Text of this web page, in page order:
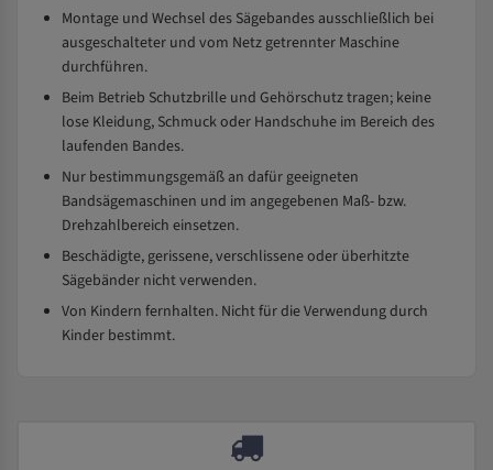
Montage und Wechsel des Sägebandes ausschließlich bei
ausgeschalteter und vom Netz getrennter Maschine
durchführen.
Beim Betrieb Schutzbrille und Gehörschutz tragen; keine
lose Kleidung, Schmuck oder Handschuhe im Bereich des
laufenden Bandes.
Nur bestimmungsgemäß an dafür geeigneten
Bandsägemaschinen und im angegebenen Maß- bzw.
Drehzahlbereich einsetzen.
Beschädigte, gerissene, verschlissene oder überhitzte
Sägebänder nicht verwenden.
Von Kindern fernhalten. Nicht für die Verwendung durch
Kinder bestimmt.